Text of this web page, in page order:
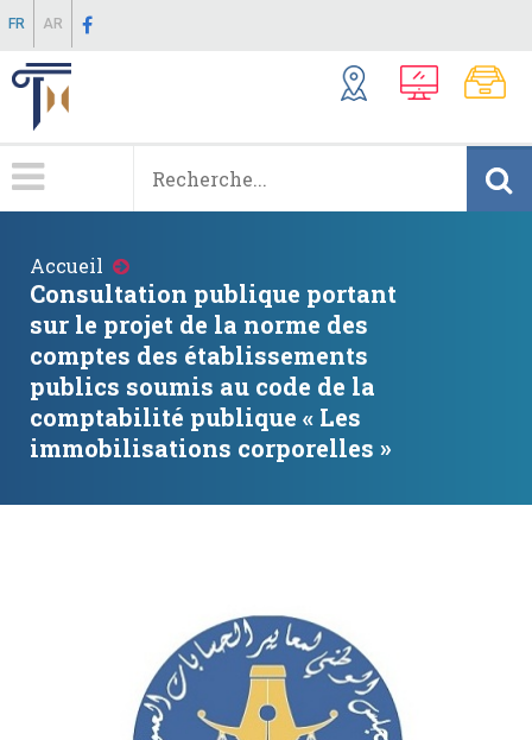
au
contenu
principal
FR AR
Principale
Fil
d'Ariane
Accueil
Consultation publique portant
sur le projet de la norme des
comptes des établissements
publics soumis au code de la
comptabilité publique « Les
immobilisations corporelles »